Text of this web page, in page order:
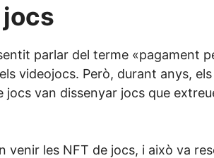
jocs
parlar del terme «pagament
videojocs. Però, durant anys,
jocs van dissenyar jocs que
venir les NFT de jocs, i això va